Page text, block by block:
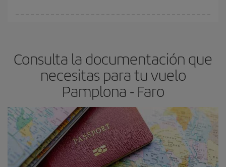
Consulta la documentación que
necesitas para tu vuelo
Pamplona - Faro